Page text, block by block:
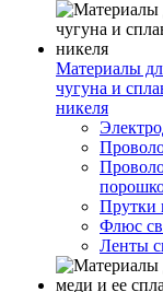
Материалы
чугуна и
никеля
Прутки
Флюс
Ленты